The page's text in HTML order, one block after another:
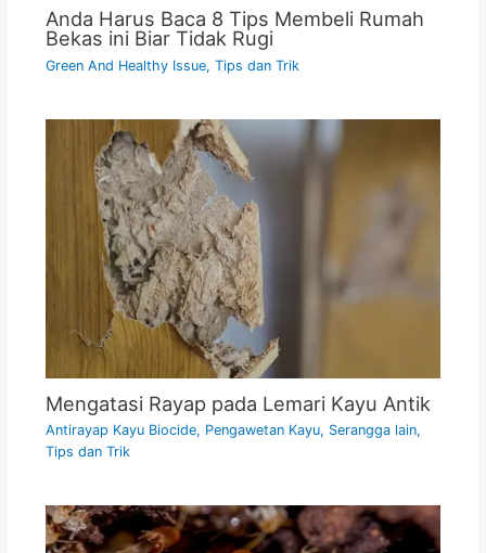
Anda Harus Baca 8 Tips Membeli Rumah
Bekas ini Biar Tidak Rugi
Green And Healthy Issue, Tips dan Trik
Mengatasi Rayap pada Lemari Kayu Antik
Antirayap Kayu Biocide, Pengawetan Kayu, Serangga lain,
Tips dan Trik